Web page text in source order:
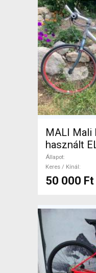
MALI Mali
használt
Állapot
Keres / Kínál
50 000 Ft